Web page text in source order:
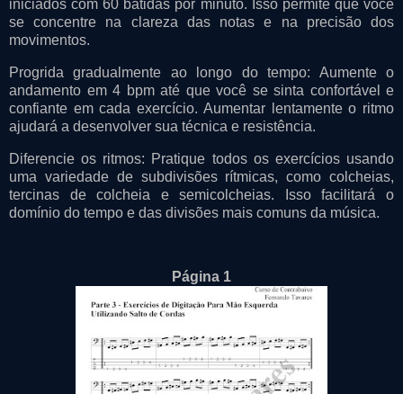
iniciados com 60 batidas por minuto. Isso permite que você
se concentre na clareza das notas e na precisão dos
movimentos.
Progrida gradualmente ao longo do tempo: Aumente o
andamento em 4 bpm até que você se sinta confortável e
confiante em cada exercício. Aumentar lentamente o ritmo
ajudará a desenvolver sua técnica e resistência.
Diferencie os ritmos: Pratique todos os exercícios usando
uma variedade de subdivisões rítmicas, como colcheias,
tercinas de colcheia e semicolcheias. Isso facilitará o
domínio do tempo e das divisões mais comuns da música.
Página 1